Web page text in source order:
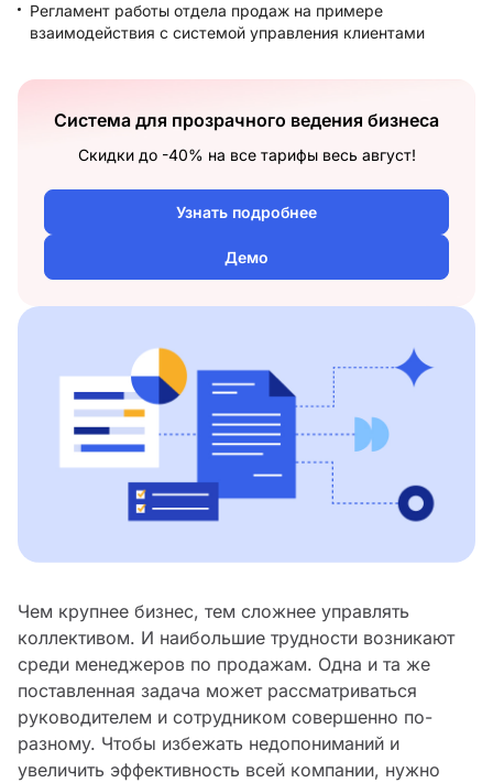
Чем крупнее бизнес, тем сложнее управлять
коллективом. И наибольшие трудности возникают
среди менеджеров по продажам. Одна и та же
поставленная задача может рассматриваться
руководителем и сотрудником совершенно по-
разному. Чтобы избежать недопониманий и
увеличить эффективность всей компании, нужно
Регламент работы отдела продаж на примере
взаимодействия с системой управления клиентами
Система для прозрачного ведения бизнеса
Скидки до -40% на все тарифы весь август!
Узнать подробнее
Демо